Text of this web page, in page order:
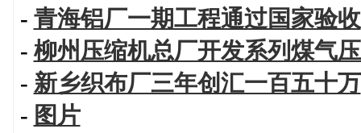
- 青海铝厂一期工程通过国家验收
- 柳州压缩机总厂开发系列煤气
- 新乡织布厂三年创汇一百五十万
- 图片